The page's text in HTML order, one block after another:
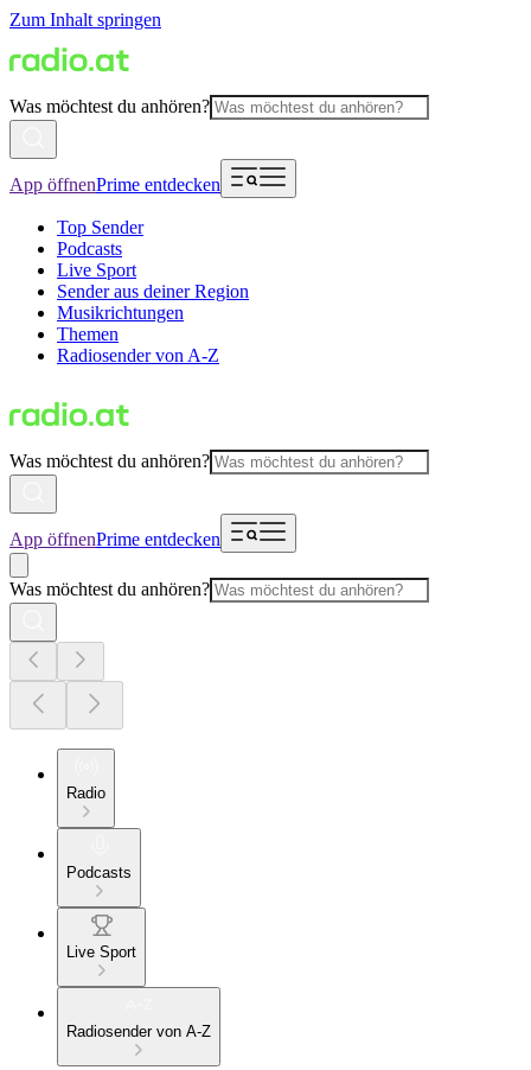
Zum Inhalt springen
Was möchtest du anhören?
App öffnenPrime entdecken
Top Sender
Podcasts
Live Sport
Sender aus deiner Region
Musikrichtungen
Themen
Radiosender von A-Z
Was möchtest du anhören?
App öffnenPrime entdecken
Was möchtest du anhören?
Radio
Podcasts
Live Sport
Radiosender von A-Z